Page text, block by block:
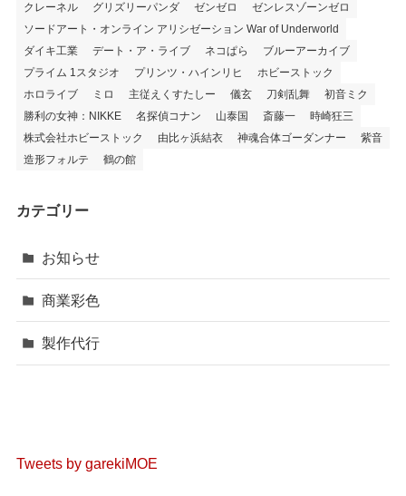
クレーネル
グリズリーパンダ ゼンゼロ
ゼンレスゾーンゼロ
ソードアート・オンライン アリシゼーション War of Underworld
ダイキ工業
デート・ア・ライブ ネコぱら
ブルーアーカイブ
プライム 1スタジオ
プリンツ・ハインリヒ
ホビーストック
ホロライブ
ミロ 主従えくすたしー 儀玄 刀剣乱舞
初音ミク
勝利の女神：NIKKE
名探偵コナン 山泰国 斎藤一
時崎狂三
株式会社ホビーストック
由比ヶ浜結衣 神魂合体ゴーダンナー
紫音
造形フォルテ
鶴の館
カテゴリー
お知らせ
商業彩色
製作代行
Tweets by garekiMOE